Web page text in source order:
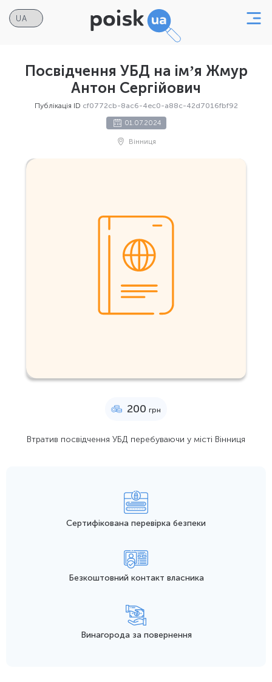
Посвідчення УБД на імʼя Жмур
Антон Сергійович
Публікація ID cf0772cb-8ac6-4ec0-a88c-42d7016fbf92
01.07.2024
Вінниця
200 грн
Втратив посвідчення УБД перебуваючи у місті Вінниця
Сертифікована перевірка безпеки
Безкоштовний контакт власника
Винагорода за повернення